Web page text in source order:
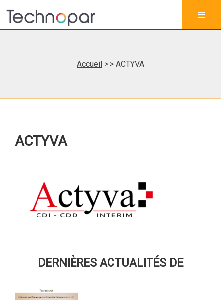
Accueil > > ACTYVA
ACTYVA
DERNIÈRES ACTUALITÉS DE